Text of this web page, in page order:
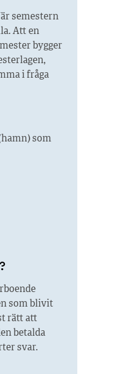
semestern
Att en
bygger
i fråga
som
som blivit
rätt att
betalda
svar.